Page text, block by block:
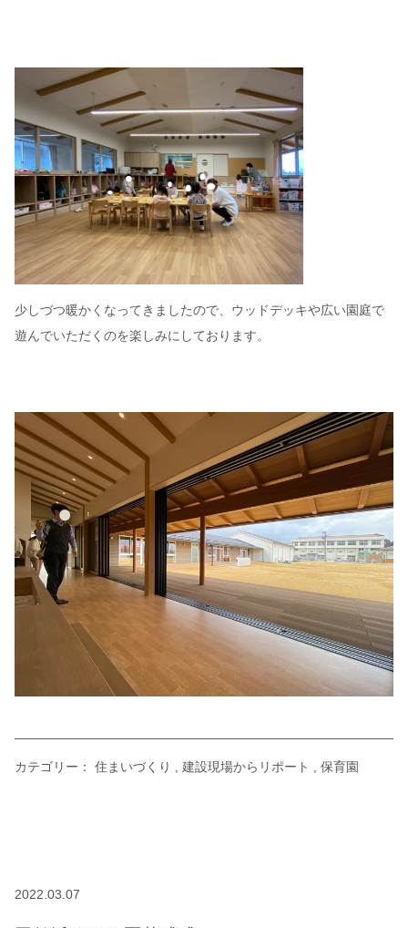
少しづつ暖かくなってきましたので、ウッドデッキや広い園庭で
遊んでいただくのを楽しみにしております。
カテゴリー： 住まいづくり 建設現場からリポート 保育園
2022.03.07